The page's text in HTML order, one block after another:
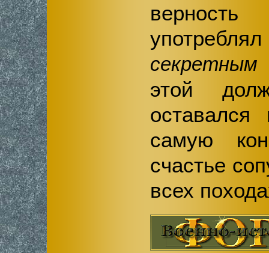
секретным
этой
самую
счастье
всех